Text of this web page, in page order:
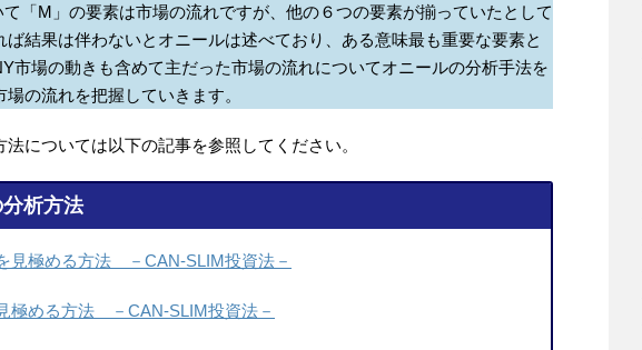
「M」の要素は市場の流れですが、他の６つの要素が揃っていたとして
ば結果は伴わないとオニールは述べており、ある意味最も重要な要素と
市場の動きも含めて主だった市場の流れについてオニールの分析手法を
の流れを把握していきます。
については以下の記事を参照してください。
析方法
見極める方法 －CAN-SLIM投資法－
極める方法 －CAN-SLIM投資法－